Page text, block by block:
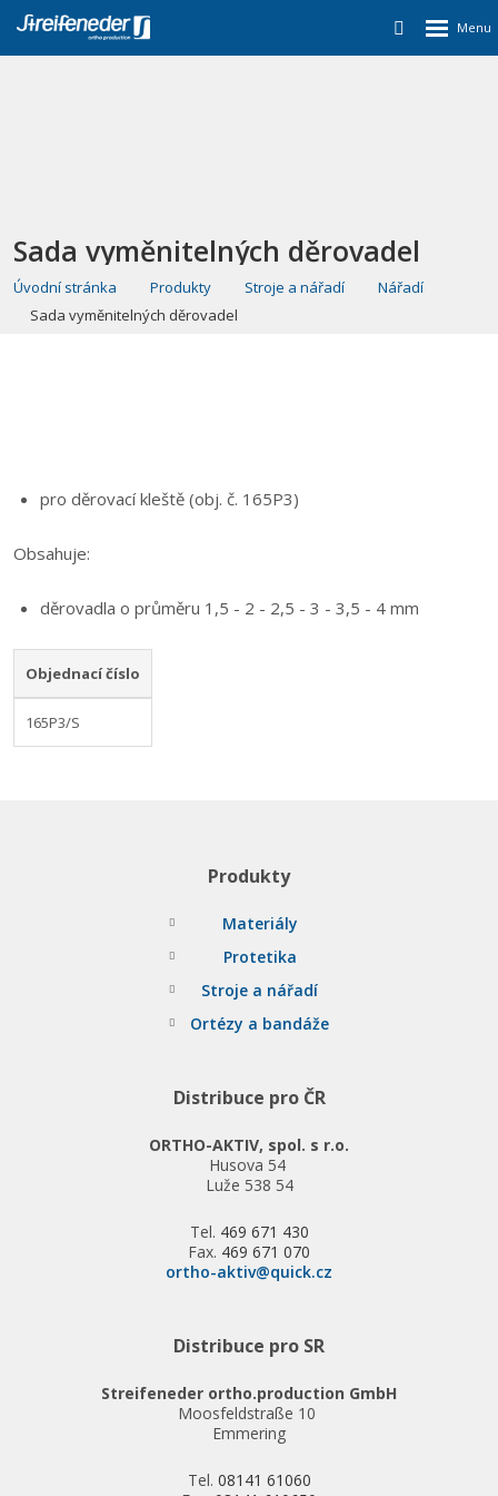
Sada vyměnitelných děrovadel
Úvodní stránka Produkty Stroje a nářadí
Nářadí
Sada vyměnitelných děrovadel
pro děrovací kleště (obj. č. 165P3)
Obsahuje:
děrovadla o průměru 1,5 - 2 - 2,5 - 3 - 3,5 - 4 mm
Objednací číslo
165P3/S
Produkty
Materiály
Protetika
Stroje a nářadí
Ortézy a bandáže
Distribuce pro ČR
ORTHO-AKTIV, spol. s r.o.
Husova 54
Luže 538 54
Tel. 469 671 430
Fax. 469 671 070
ortho-aktiv@quick.cz
Distribuce pro SR
Streifeneder ortho.production GmbH
Moosfeldstraße 10
Emmering
Tel. 08141 61060